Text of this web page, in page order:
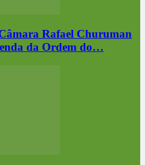
Rafael Churuman
da Ordem do…